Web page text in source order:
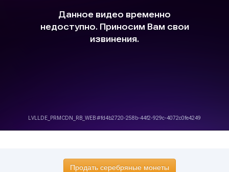
Продать серебряные монеты